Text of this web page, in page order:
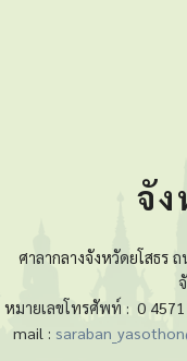
จั
ศาลากลางจังหวัดยโสธร
หมายเลขโทรศัพท์ : 0
mail :